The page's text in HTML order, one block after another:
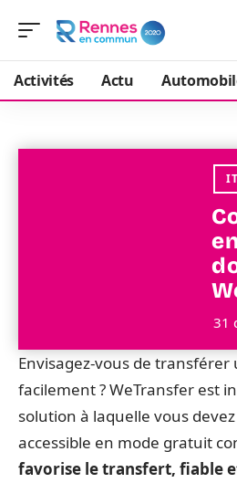
Activités Actu
IT
31
Envisagez-vous de
facilement ? WeTransfer est
solution à laquelle vous
accessible en mode gratuit
favorise le transfert, fiable